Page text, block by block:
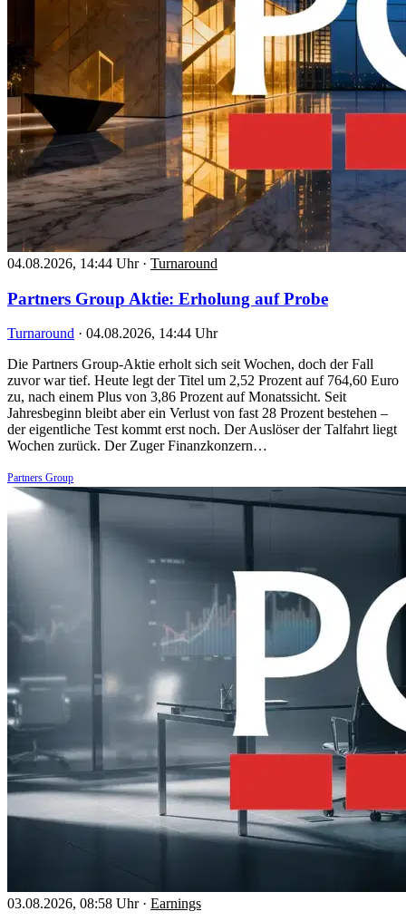
04.08.2026, 14:44 Uhr · Turnaround
Partners Group Aktie: Erholung auf Probe
Turnaround · 04.08.2026, 14:44 Uhr
Die Partners Group-Aktie erholt sich seit Wochen, doch der Fall
zuvor war tief. Heute legt der Titel um 2,52 Prozent auf 764,60 Euro
zu, nach einem Plus von 3,86 Prozent auf Monatssicht. Seit
Jahresbeginn bleibt aber ein Verlust von fast 28 Prozent bestehen –
der eigentliche Test kommt erst noch. Der Auslöser der Talfahrt liegt
Wochen zurück. Der Zuger Finanzkonzern…
Partners Group
03.08.2026, 08:58 Uhr · Earnings